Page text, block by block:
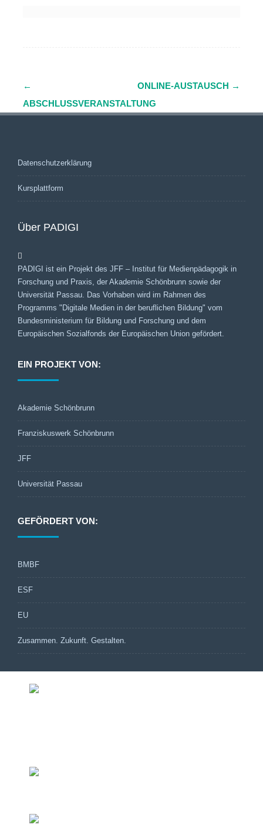
Navigation
(Beiträge)
←
ABSCHLUSSVERANSTALTUNG
ONLINE-AUSTAUSCH →
Datenschutzerklärung
Kursplattform
Über PADIGI
PADIGI ist ein Projekt des JFF – Institut für Medienpädagogik in
Forschung und Praxis, der Akademie Schönbrunn sowie der
Universität Passau. Das Vorhaben wird im Rahmen des
Programms "Digitale Medien in der beruflichen Bildung" vom
Bundesministerium für Bildung und Forschung und dem
Europäischen Sozialfonds der Europäischen Union gefördert.
EIN PROJEKT VON:
Akademie Schönbrunn
Franziskuswerk Schönbrunn
JFF
Universität Passau
GEFÖRDERT VON:
BMBF
ESF
EU
Zusammen. Zukunft. Gestalten.